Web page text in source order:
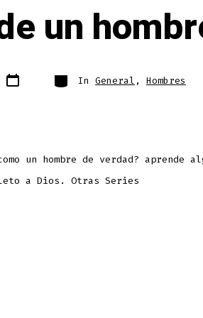
un
Post
date
Categories
In General , Hombres
un hombre de verdad?
a Dios. Otras Series